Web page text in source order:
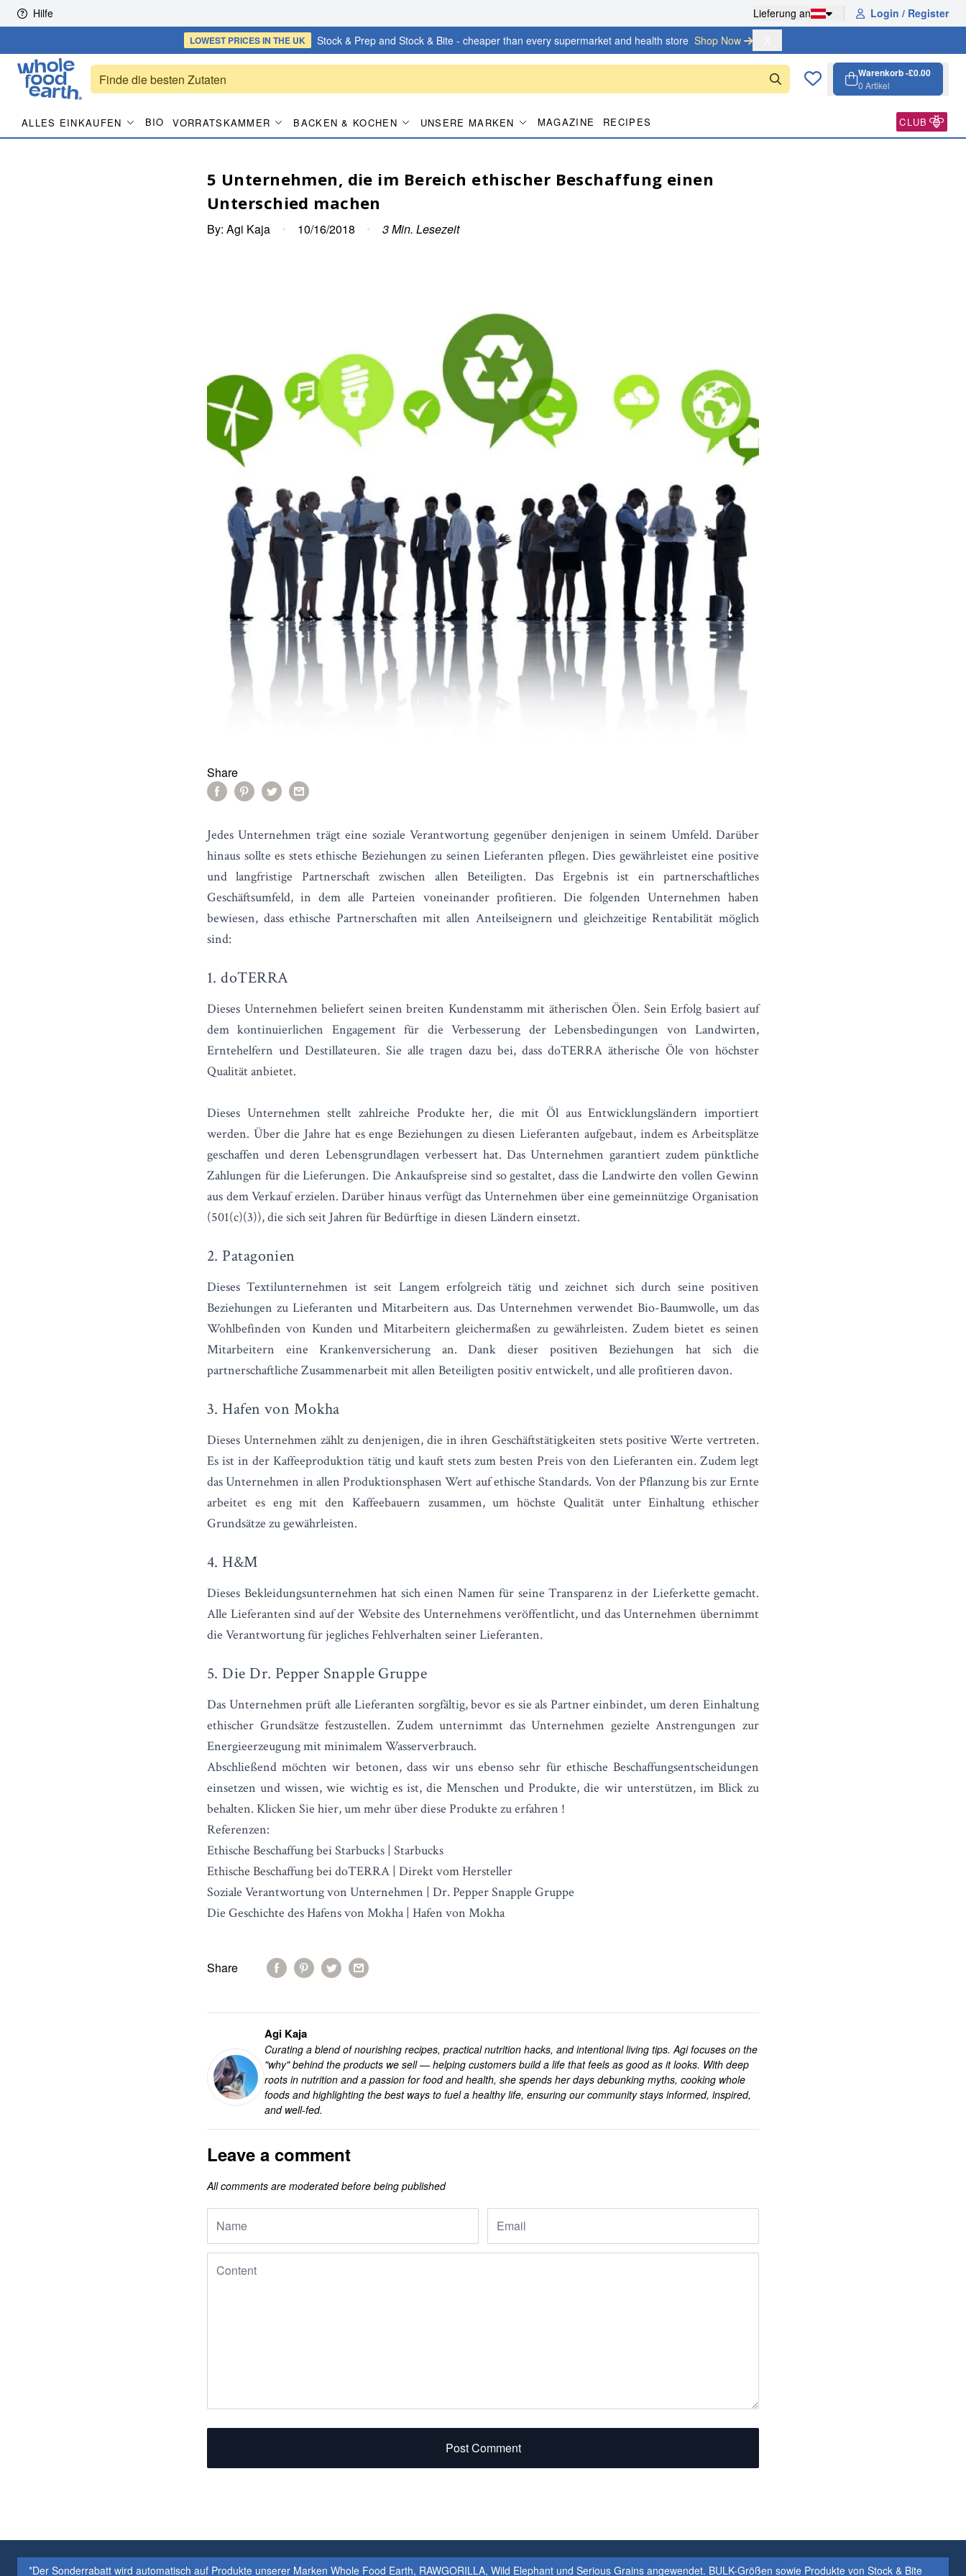
Skip to content
Hilfe Lieferung an Login / Register
LOWEST PRICESIN THE UK Stock & Prep and Stock & Bite - cheaper than every supermarket and health store Shop Now
Warenkorb -£0.00
0 Artikel
ALLES EINKAUFEN BIO VORRATSKAMMER BACKEN & KOCHEN UNSERE MARKEN MAGAZINE RECIPES CLUB
5 Unternehmen, die im Bereich ethischer Beschaffung einen
Unterschied machen
By: Agi Kaja • 10/16/2018 • 3Min. Lesezeit
Share
Jedes Unternehmen trägt eine soziale Verantwortung gegenüber denjenigen in seinem Umfeld. Darüber
hinaus sollte es stets ethische Beziehungen zu seinen Lieferanten pflegen. Dies gewährleistet eine positive
und langfristige Partnerschaft zwischen allen Beteiligten. Das Ergebnis ist ein partnerschaftliches
Geschäftsumfeld, in dem alle Parteien voneinander profitieren. Die folgenden Unternehmen haben
bewiesen, dass ethische Partnerschaften mit allen Anteilseignern und gleichzeitige Rentabilität möglich
sind:
1. doTERRA
Dieses Unternehmen beliefert seinen breiten Kundenstamm mit ätherischen Ölen. Sein Erfolg basiert auf
dem kontinuierlichen Engagement für die Verbesserung der Lebensbedingungen von Landwirten,
Erntehelfern und Destillateuren. Sie alle tragen dazu bei, dass doTERRA ätherische Öle von höchster
Qualität anbietet.
Dieses Unternehmen stellt zahlreiche Produkte her, die mit Öl aus Entwicklungsländern importiert
werden. Über die Jahre hat es enge Beziehungen zu diesen Lieferanten aufgebaut, indem es Arbeitsplätze
geschaffen und deren Lebensgrundlagen verbessert hat. Das Unternehmen garantiert zudem pünktliche
Zahlungen für die Lieferungen. Die Ankaufspreise sind so gestaltet, dass die Landwirte den vollen Gewinn
aus dem Verkauf erzielen. Darüber hinaus verfügt das Unternehmen über eine gemeinnützige Organisation
(501(c)(3)), die sich seit Jahren für Bedürftige in diesen Ländern einsetzt.
2. Patagonien
Dieses Textilunternehmen ist seit Langem erfolgreich tätig und zeichnet sich durch seine positiven
Beziehungen zu Lieferanten und Mitarbeitern aus. Das Unternehmen verwendet Bio-Baumwolle, um das
Wohlbefinden von Kunden und Mitarbeitern gleichermaßen zu gewährleisten. Zudem bietet es seinen
Mitarbeitern eine Krankenversicherung an. Dank dieser positiven Beziehungen hat sich die
partnerschaftliche Zusammenarbeit mit allen Beteiligten positiv entwickelt, und alle profitieren davon.
3. Hafen von Mokha
Dieses Unternehmen zählt zu denjenigen, die in ihren Geschäftstätigkeiten stets positive Werte vertreten.
Es ist in der Kaffeeproduktion tätig und kauft stets zum besten Preis von den Lieferanten ein. Zudem legt
das Unternehmen in allen Produktionsphasen Wert auf ethische Standards. Von der Pflanzung bis zur Ernte
arbeitet es eng mit den Kaffeebauern zusammen, um höchste Qualität unter Einhaltung ethischer
Grundsätze zu gewährleisten.
4. H&M
Dieses Bekleidungsunternehmen hat sich einen Namen für seine Transparenz in der Lieferkette gemacht.
Alle Lieferanten sind auf der Website des Unternehmens veröffentlicht, und das Unternehmen übernimmt
die Verantwortung für jegliches Fehlverhalten seiner Lieferanten.
5. Die Dr. Pepper Snapple Gruppe
Das Unternehmen prüft alle Lieferanten sorgfältig, bevor es sie als Partner einbindet, um deren Einhaltung
ethischer Grundsätze festzustellen. Zudem unternimmt das Unternehmen gezielte Anstrengungen zur
Energieerzeugung mit minimalem Wasserverbrauch.
Abschließend möchten wir betonen, dass wir uns ebenso sehr für ethische Beschaffungsentscheidungen
einsetzen und wissen, wie wichtig es ist, die Menschen und Produkte, die wir unterstützen, im Blick zu
behalten. Klicken Sie hier, ummehr über diese Produkte zu erfahren !
Referenzen:
Ethische Beschaffung bei Starbucks | Starbucks
Ethische Beschaffung bei doTERRA | Direkt vom Hersteller
Soziale Verantwortung von Unternehmen | Dr. Pepper Snapple Gruppe
Die Geschichte des Hafens von Mokha | Hafen von Mokha
Share
Agi Kaja
Curating a blend of nourishing recipes, practical nutrition hacks, and intentional living tips. Agi focuses on the
"why" behind the products we sell — helping customers build a life that feels as good as it looks. With deep
roots in nutrition and a passion for food and health, she spends her days debunking myths, cooking whole
foods and highlighting the best ways to fuel a healthy life, ensuring our community stays informed, inspired,
and well-fed.
Leave a comment
All comments are moderated before being published
Post Comment
*Der Sonderrabatt wird automatisch auf Produkte unserer Marken Whole Food Earth, RAWGORILLA, Wild Elephant und Serious Grains angewendet. BULK-Größen sowie Produkte von Stock & Bite